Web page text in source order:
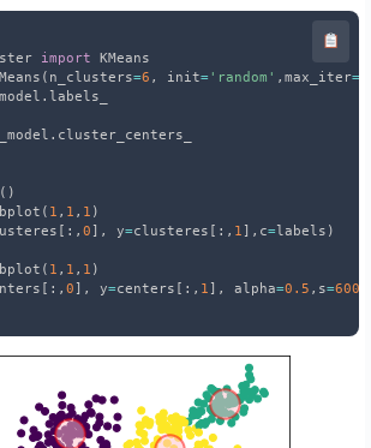
import KMeans
( n_clusters=6 , init= 'random' , max_iter=
. labels_
. cluster_centers_
( )
( 1 , 1 , 1 )
[ : , 0 ] , y=clusteres [ : , 1 ] , c=labels )
( 1 , 1 , 1 )
[ : , 0 ] , y=centers [ : , 1 ] , alpha=0.5 , s=600